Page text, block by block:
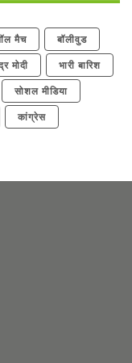
मैच
बॉलीवुड
मोदी
भारी बारिश
सोशल मीडिया
कांग्रेस